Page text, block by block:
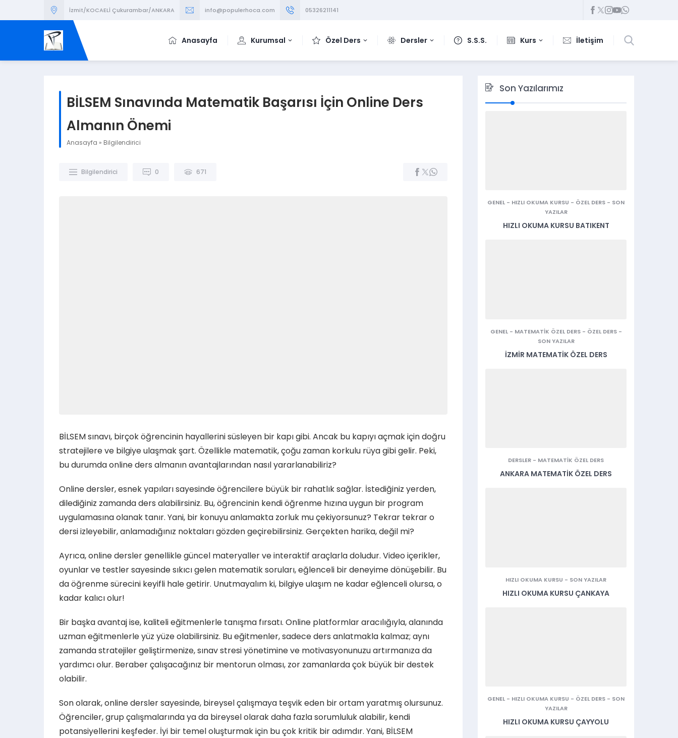
İzmit/KOCAELİ Çukurambar/ANKARA info@populerhoca.com 05326211141
Anasayfa Kurumsal Özel Ders Dersler S.S.S. Kurs İletişim
BİLSEM Sınavında Matematik Başarısı İçin Online Ders
Almanın Önemi
Anasayfa » Bilgilendirici
Bilgilendirici 0 671
BİLSEM sınavı, birçok öğrencinin hayallerini süsleyen bir kapı gibi. Ancak bu kapıyı açmak için doğru
stratejilere ve bilgiye ulaşmak şart. Özellikle matematik, çoğu zaman korkulu rüya gibi gelir. Peki,
bu durumda online ders almanın avantajlarından nasıl yararlanabiliriz?
Online dersler, esnek yapıları sayesinde öğrencilere büyük bir rahatlık sağlar. İstediğiniz yerden,
dilediğiniz zamanda ders alabilirsiniz. Bu, öğrencinin kendi öğrenme hızına uygun bir program
uygulamasına olanak tanır. Yani, bir konuyu anlamakta zorluk mu çekiyorsunuz? Tekrar tekrar o
dersi izleyebilir, anlamadığınız noktaları gözden geçirebilirsiniz. Gerçekten harika, değil mi?
Ayrıca, online dersler genellikle güncel materyaller ve interaktif araçlarla doludur. Video içerikler,
oyunlar ve testler sayesinde sıkıcı gelen matematik soruları, eğlenceli bir deneyime dönüşebilir. Bu
da öğrenme sürecini keyifli hale getirir. Unutmayalım ki, bilgiye ulaşım ne kadar eğlenceli olursa, o
kadar kalıcı olur!
Bir başka avantaj ise, kaliteli eğitmenlerle tanışma fırsatı. Online platformlar aracılığıyla, alanında
uzman eğitmenlerle yüz yüze olabilirsiniz. Bu eğitmenler, sadece ders anlatmakla kalmaz; aynı
zamanda stratejiler geliştirmenize, sınav stresi yönetimine ve motivasyonunuzu artırmanıza da
yardımcı olur. Beraber çalışacağınız bir mentorun olması, zor zamanlarda çok büyük bir destek
olabilir.
Son olarak, online dersler sayesinde, bireysel çalışmaya teşvik eden bir ortam yaratmış olursunuz.
Öğrenciler, grup çalışmalarında ya da bireysel olarak daha fazla sorumluluk alabilir, kendi
potansiyellerini keşfeder. İyi bir temel oluşturmak için bu çok kritik bir adımdır. Yani, BİLSEM
Son Yazılarımız
GENEL - HIZLI OKUMA KURSU - ÖZEL DERS - SON
YAZILAR
HIZLI OKUMA KURSU BATIKENT
GENEL- MATEMATIK ÖZEL DERS- ÖZEL DERS-
SON YAZILAR
İZMIR MATEMATIK ÖZEL DERS
DERSLER - MATEMATIK ÖZEL DERS
ANKARA MATEMATIK ÖZEL DERS
HIZLI OKUMA KURSU - SON YAZILAR
HIZLI OKUMA KURSU ÇANKAYA
GENEL - HIZLI OKUMA KURSU - ÖZEL DERS - SON
YAZILAR
HIZLI OKUMA KURSU ÇAYYOLU